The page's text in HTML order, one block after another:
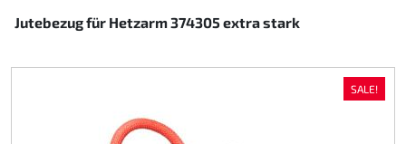
Jutebezug für Hetzarm 374305 extra stark
SALE!